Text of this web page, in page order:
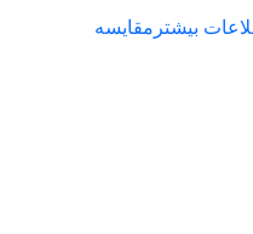
بیشتر مقایسه